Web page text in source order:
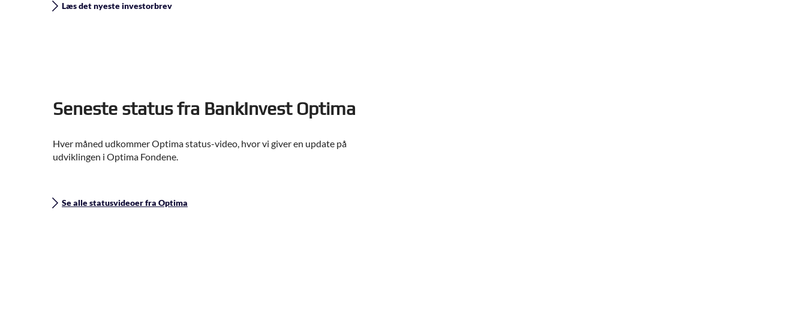
Læs det nyeste investorbrev
Seneste status fra BankInvest Optima
Hver måned udkommer Optima status-video, hvor vi giver en update på
udviklingen i Optima Fondene.
Se alle statusvideoer fra Optima